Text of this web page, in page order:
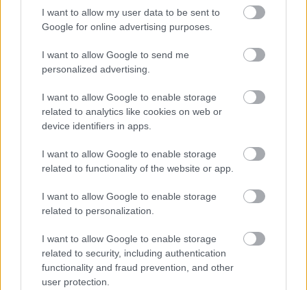
I want to allow my user data to be sent to
Google for online advertising purposes.
I want to allow Google to send me
personalized advertising.
I want to allow Google to enable storage
related to analytics like cookies on web or
device identifiers in apps.
I want to allow Google to enable storage
related to functionality of the website or app.
I want to allow Google to enable storage
related to personalization.
I want to allow Google to enable storage
related to security, including authentication
functionality and fraud prevention, and other
user protection.
várják a folytatást, mindenképpen ott lesznek a Rally3
következő versenyén is” – zárta a beszélgetést Péter.
Fotó: Sári Péter #Rallyhearthu